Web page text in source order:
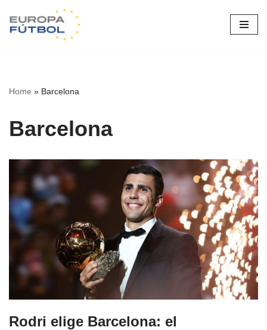
Saltar
Home » Barcelona
Barcelona
Rodri elige Barcelona: el